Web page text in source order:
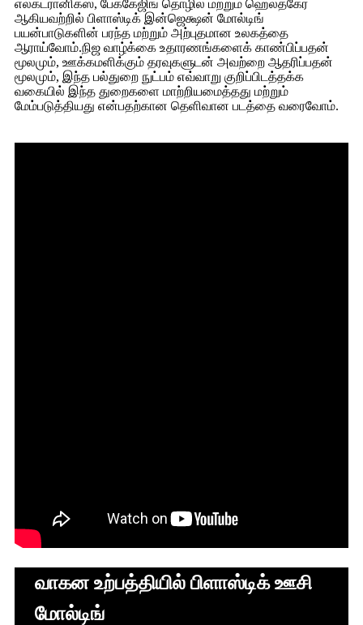
எலக்ட்ரானிக்ஸ், பேக்கேஜிங் தொழில் மற்றும் ஹெல்த்கேர்
ஆகியவற்றில் பிளாஸ்டிக் இன்ஜெக்ஷன் மோல்டிங்
பயன்பாடுகளின் பரந்த மற்றும் அற்புதமான உலகத்தை
ஆராய்வோம்.நிஜ வாழ்க்கை உதாரணங்களைக் காண்பிப்பதன்
மூலமும், ஊக்கமளிக்கும் தரவுகளுடன் அவற்றை ஆதரிப்பதன்
மூலமும், இந்த பல்துறை நுட்பம் எவ்வாறு குறிப்பிடத்தக்க
வகையில் இந்த துறைகளை மாற்றியமைத்தது மற்றும்
மேம்படுத்தியது என்பதற்கான தெளிவான படத்தை வரைவோம்.
வாகன உற்பத்தியில் பிளாஸ்டிக் ஊசி
மோல்டிங்